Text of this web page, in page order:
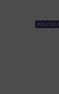
POLÍTICA